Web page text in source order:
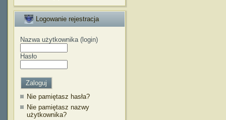
Logowanie rejestracja
Nazwa użytkownika (login)
Hasło
Nie pamiętasz hasła?
Nie pamiętasz nazwy
użytkownika?